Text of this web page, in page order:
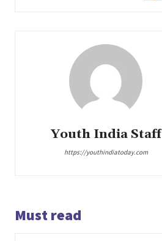
Youth India Staff
https://youthindiatoday.com
Must read